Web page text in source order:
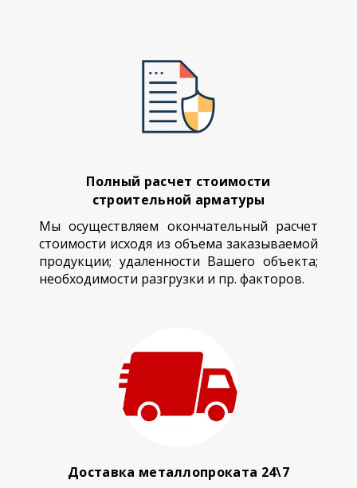
Полный расчет стоимости
строительной арматуры
Мы осуществляем окончательный расчет
стоимости исходя из объема заказываемой
продукции; удаленности Вашего объекта;
необходимости разгрузки и пр. факторов.
Доставка металлопроката 24\7